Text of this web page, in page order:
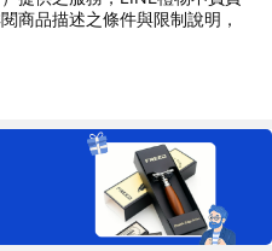
商品描述之條件與限制說明，